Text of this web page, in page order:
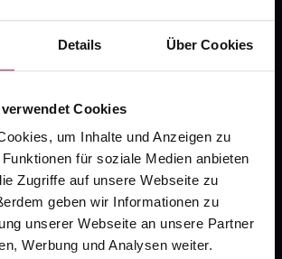
Details Über Cookies
Cookies
um Inhalte und Anzeigen zu
für soziale Medien anbieten
Zugriffe auf unsere Webseite zu
geben wir Informationen zu
unserer Webseite an unsere Partner
Werbung und Analysen weiter.
Bestellung?